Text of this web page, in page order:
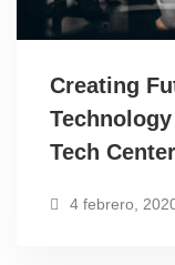
Creating
Tech Center
4 febrero,